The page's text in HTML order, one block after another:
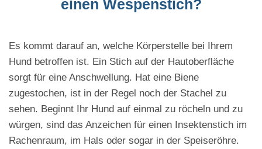
einen Wespenstich?
Es kommt darauf an, welche Körperstelle bei Ihrem
Hund betroffen ist. Ein Stich auf der Hautoberfläche
sorgt für eine Anschwellung. Hat eine Biene
zugestochen, ist in der Regel noch der Stachel zu
sehen. Beginnt Ihr Hund auf einmal zu röcheln und zu
würgen, sind das Anzeichen für einen Insektenstich im
Rachenraum, im Hals oder sogar in der Speiseröhre.